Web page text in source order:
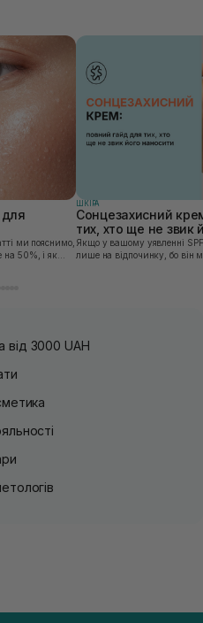
для
50%, і як
ШКIРА
Сонцезахисний
тих, хто ще не звик
Якщо у вашому уявленні
лише на відпочинку, бо він
від 3000 UAH